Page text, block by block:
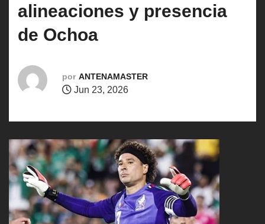
alineaciones y presencia
de Ochoa
por ANTENAMASTER
Jun 23, 2026